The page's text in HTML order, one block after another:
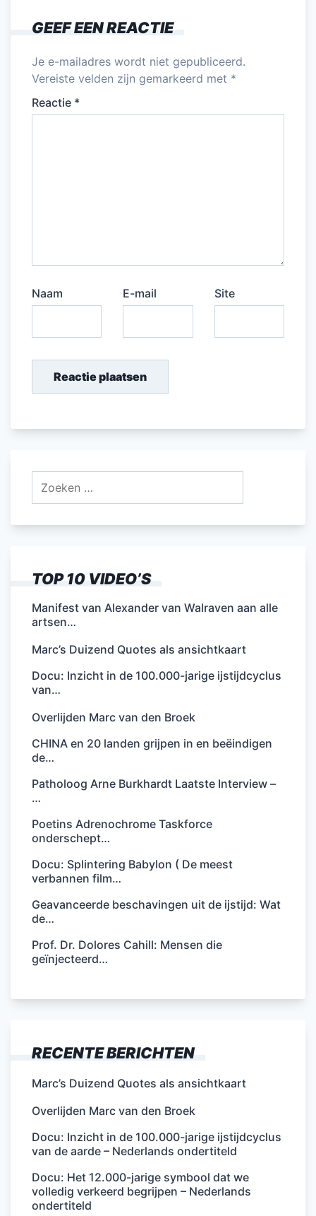
o
o
k
n p
p
GEEF EEN REACTIE
Je e-mailadres wordt niet gepubliceerd.
Vereiste velden zijn gemarkeerd met *
Reactie *
Naam E-mail Site
Zoeken
TOP 10 VIDEO’S
Manifest van Alexander van Walraven aan alle
artsen…
Marc’s Duizend Quotes als ansichtkaart
Docu: Inzicht in de 100.000-jarige ijstijdcyclus
van…
Overlijden Marc van den Broek
CHINA en 20 landen grijpen in en beëindigen
de…
Patholoog Arne Burkhardt Laatste Interview –
…
Poetins Adrenochrome Taskforce
onderschept…
Docu: Splintering Babylon ( De meest
verbannen film…
Geavanceerde beschavingen uit de ijstijd: Wat
de…
Prof. Dr. Dolores Cahill: Mensen die
geïnjecteerd…
RECENTE BERICHTEN
Marc’s Duizend Quotes als ansichtkaart
Overlijden Marc van den Broek
Docu: Inzicht in de 100.000-jarige ijstijdcyclus
van de aarde – Nederlands ondertiteld
Docu: Het 12.000-jarige symbool dat we
volledig verkeerd begrijpen – Nederlands
ondertiteld